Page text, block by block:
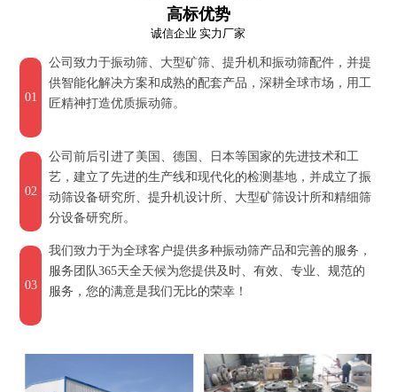
高标优势
诚信企业 实力厂家
01
公司致力于振动筛、大型矿筛、提升机和振动筛配件，并提
供智能化解决方案和成熟的配套产品，深耕全球市场，用工
匠精神打造优质振动筛。
02
公司前后引进了美国、德国、日本等国家的先进技术和工
艺，建立了先进的生产线和现代化的检测基地，并成立了振
动筛设备研究所、提升机设计所、大型矿筛设计所和精细筛
分设备研究所。
03
我们致力于为全球客户提供多种振动筛产品和完善的服务，
服务团队365天全天候为您提供及时、有效、专业、规范的
服务，您的满意是我们无比的荣幸！